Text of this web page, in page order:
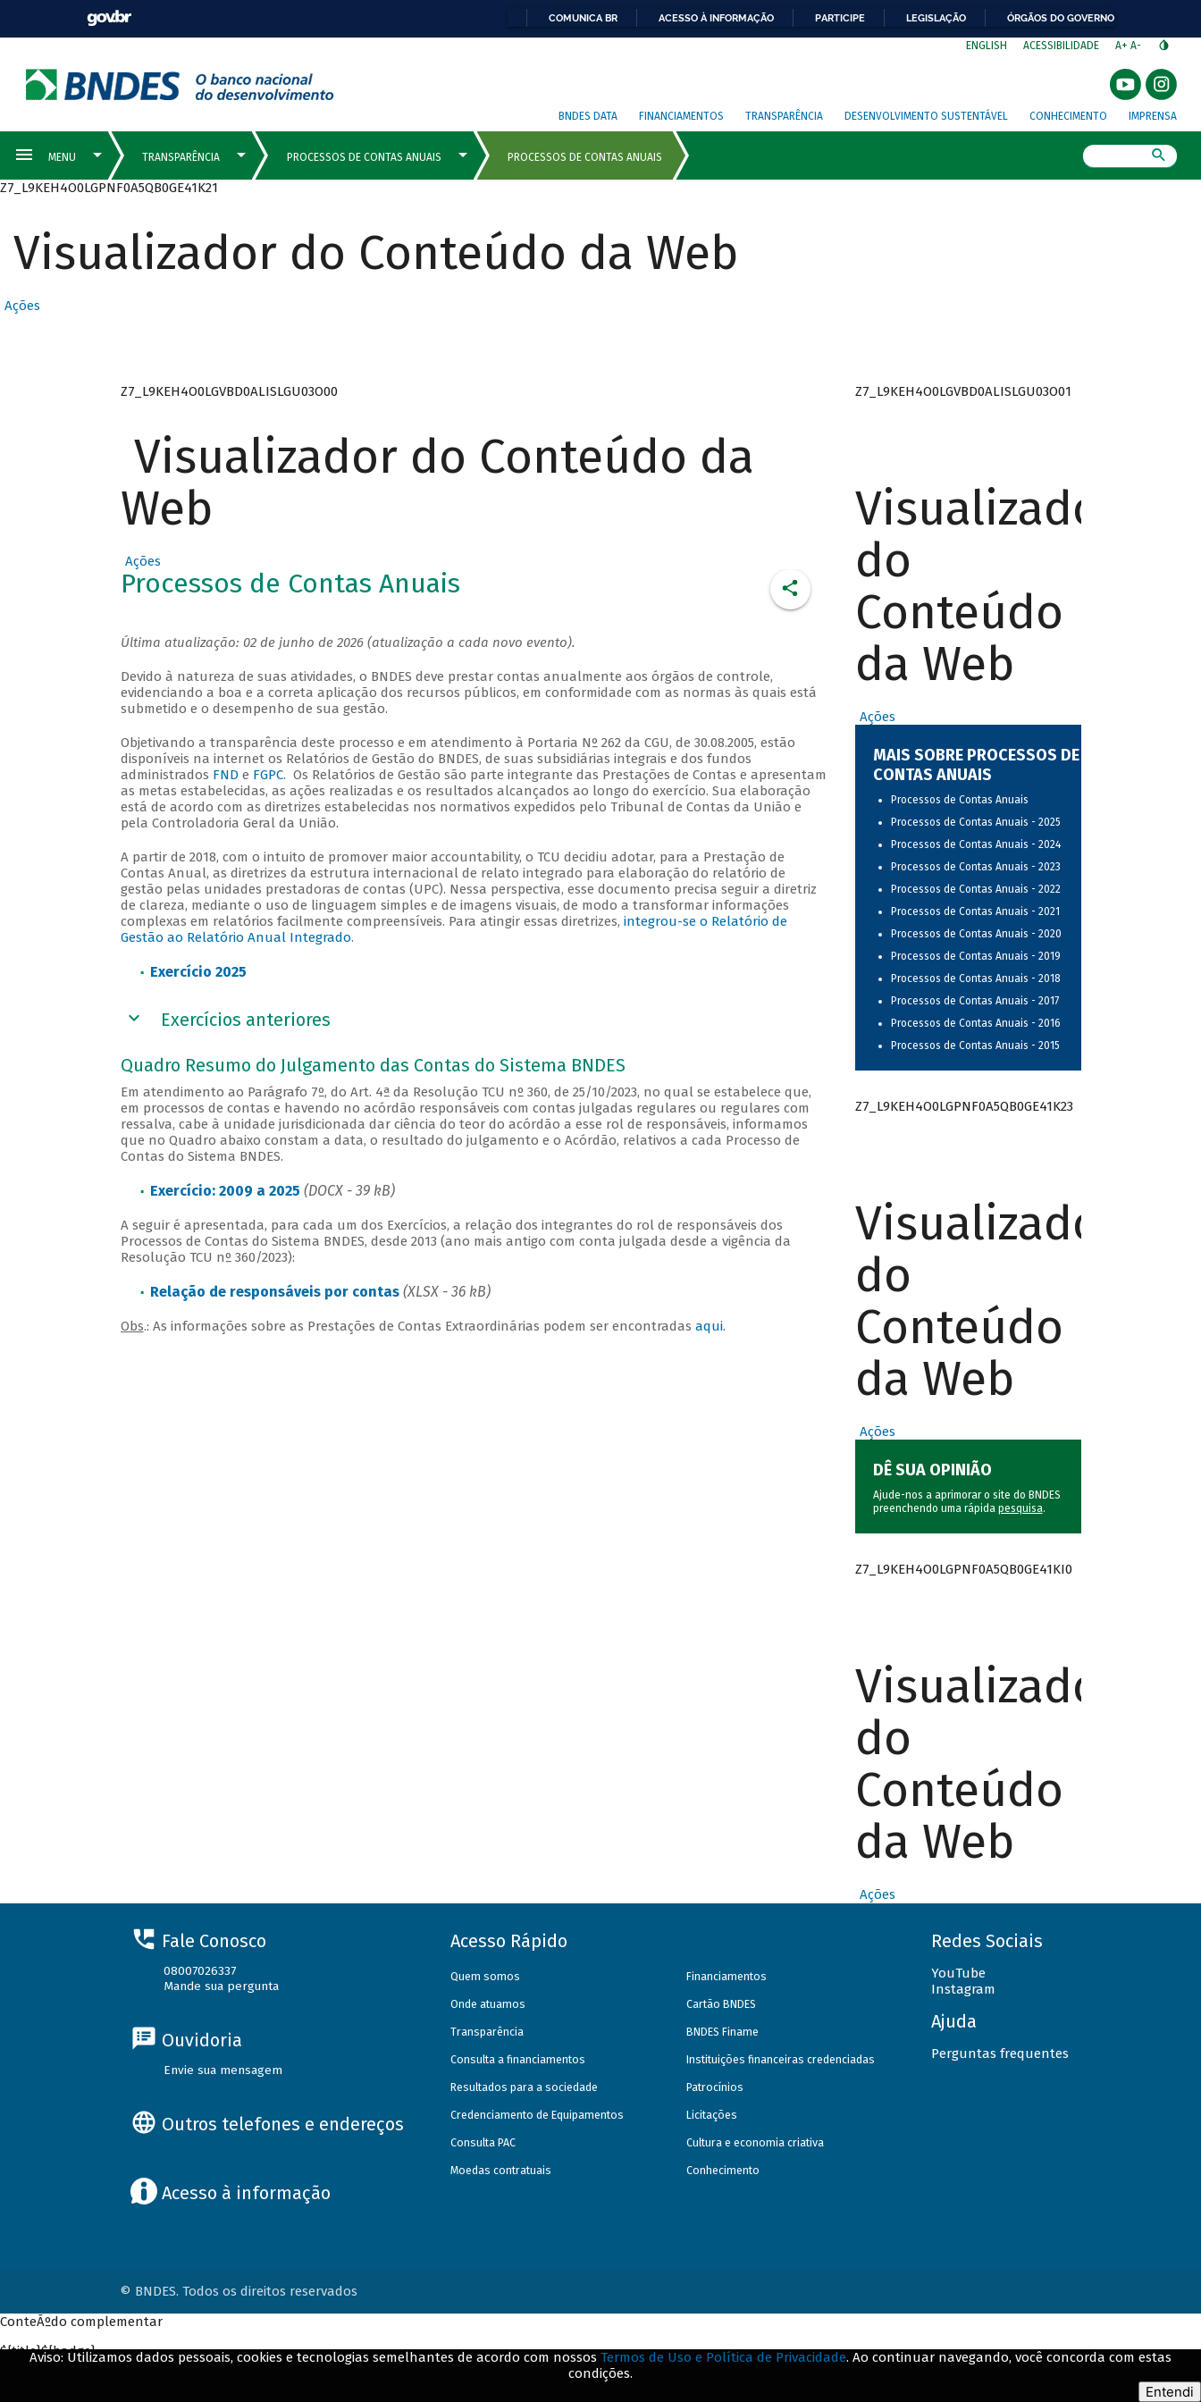
COMUNICA BR ACESSO À INFORMAÇÃO PARTICIPE LEGISLAÇÃO ÓRGÃOS DO GOVERNO
ENGLISH ACESSIBILIDADE A+ A-
BNDES DATA FINANCIAMENTOS TRANSPARÊNCIA DESENVOLVIMENTO SUSTENTÁVEL CONHECIMENTO IMPRENSA
Z7_L9KEH4O0LGPNF0A5QB0GE41K21
Visualizador do Conteúdo da Web
Ações
Z7_L9KEH4O0LGVBD0ALISLGU03O00
Visualizador do Conteúdo da
Web
Ações
Processos de Contas Anuais
Última atualização: 02 de junho de 2026 (atualização a cada novo evento).
Devido à natureza de suas atividades, o BNDES deve prestar contas anualmente aos órgãos de controle,
evidenciando a boa e a correta aplicação dos recursos públicos, em conformidade com as normas às quais está
submetido e o desempenho de sua gestão.
Objetivando a transparência deste processo e em atendimento à Portaria Nº 262 da CGU, de 30.08.2005, estão
disponíveis na internet os Relatórios de Gestão do BNDES, de suas subsidiárias integrais e dos fundos
administrados FNDe FGPC. Os Relatórios de Gestão são parte integrante das Prestações de Contas e apresentam
as metas estabelecidas, as ações realizadas e os resultados alcançados ao longo do exercício. Sua elaboração
está de acordo com as diretrizes estabelecidas nos normativos expedidos pelo Tribunal de Contas da União e
pela Controladoria Geral da União.
A partir de 2018, com o intuito de promover maior accountability, o TCU decidiu adotar, para a Prestação de
Contas Anual, as diretrizes da estrutura internacional de relato integrado para elaboração do relatório de
gestão pelas unidades prestadoras de contas (UPC). Nessa perspectiva, esse documento precisa seguir a diretriz
de clareza, mediante o uso de linguagem simples e de imagens visuais, de modo a transformar informações
complexas em relatórios facilmente compreensíveis. Para atingir essas diretrizes, integrou-se o Relatório de
Gestão ao Relatório Anual Integrado.
Exercício 2025
Exercícios anteriores
Quadro Resumo do Julgamento das Contas do Sistema BNDES
Em atendimento ao Parágrafo 7º, do Art. 4ª da Resolução TCU nº 360, de 25/10/2023, no qual se estabelece que,
em processos de contas e havendo no acórdão responsáveis com contas julgadas regulares ou regulares com
ressalva, cabe à unidade jurisdicionada dar ciência do teor do acórdão a esse rol de responsáveis, informamos
que no Quadro abaixo constam a data, o resultado do julgamento e o Acórdão, relativos a cada Processo de
Contas do Sistema BNDES.
Exercício: 2009 a 2025 (DOCX - 39 kB)
A seguir é apresentada, para cada um dos Exercícios, a relação dos integrantes do rol de responsáveis dos
Processos de Contas do Sistema BNDES, desde 2013 (ano mais antigo com conta julgada desde a vigência da
Resolução TCU nº 360/2023):
Relação de responsáveis por contas (XLSX - 36 kB)
Obs.: As informações sobre as Prestações de Contas Extraordinárias podem ser encontradas aqui.
Z7_L9KEH4O0LGVBD0ALISLGU03O01
Visualizador
do
Conteúdo
da Web
Ações
MAIS SOBRE PROCESSOS DE
CONTAS ANUAIS
Processos de Contas Anuais
Processos de Contas Anuais - 2025
Processos de Contas Anuais - 2024
Processos de Contas Anuais - 2023
Processos de Contas Anuais - 2022
Processos de Contas Anuais - 2021
Processos de Contas Anuais - 2020
Processos de Contas Anuais - 2019
Processos de Contas Anuais - 2018
Processos de Contas Anuais - 2017
Processos de Contas Anuais - 2016
Processos de Contas Anuais - 2015
Z7_L9KEH4O0LGPNF0A5QB0GE41K23
Visualizador
do
Conteúdo
da Web
Ações
DÊ SUA OPINIÃO
Ajude-nos a aprimorar o site do BNDES
preenchendo uma rápida pesquisa.
Z7_L9KEH4O0LGPNF0A5QB0GE41KI0
Visualizador
do
Conteúdo
da Web
Ações
Fale Conosco
08007026337
Mande sua pergunta
Ouvidoria
Envie sua mensagem
Outros telefones e endereços
Acesso à informação
Acesso Rápido
Quem somos
Onde atuamos
Transparência
Consulta a financiamentos
Resultados para a sociedade
Credenciamento de Equipamentos
Consulta PAC
Moedas contratuais
Financiamentos
Cartão BNDES
BNDES Finame
Instituições financeiras credenciadas
Patrocínios
Licitações
Cultura e economia criativa
Conhecimento
Redes Sociais
YouTube
Instagram
Ajuda
Perguntas frequentes
© BNDES. Todos os direitos reservados
Aviso: Utilizamos dados pessoais, cookies e tecnologias semelhantes de acordo com nossos Termos de Uso e Política de Privacidade. Ao continuar navegando, você concorda com estas
condições.
Entendi
ConteÃºdo complementar
${title}${badge}